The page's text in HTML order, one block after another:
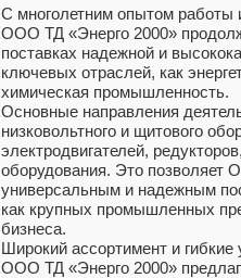
С многолетним опытом работы
ООО ТД «Энерго 2000»
поставках надежной и
ключевых отраслей, как
химическая промышленность.
Основные направления
низковольтного и щитового
электродвигателей,
оборудования. Это позволяет
универсальным и надежным
как крупных промышленных
бизнеса.
Широкий ассортимент и гибкие
ООО ТД «Энерго 2000»